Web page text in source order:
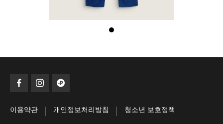
이용약관 | 개인정보처리방침 | 청소년 보호정책